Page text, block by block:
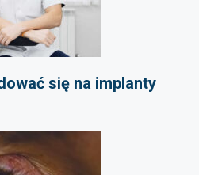
się na implanty